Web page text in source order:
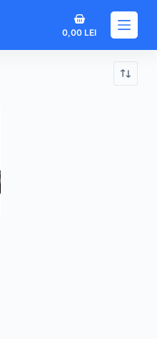
Coș
de
cumpărături
0,00LEI